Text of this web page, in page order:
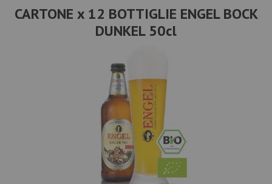
CARTONE x 12 BOTTIGLIE ENGEL BOCK
DUNKEL 50cl